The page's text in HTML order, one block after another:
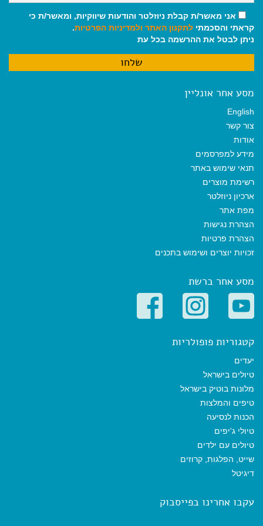
אני מאשר/ת קבלת ניוזלטר והודעות שיווקיות, ומאשר/ת כי
קראתי והסכמתי לתקנון האתר ולמדיניות הפרטיות.
ניתן לבטל את ההרשמה בכל עת
מסע אחר אונליין
English
צור קשר
אודות
מידע למפרסמים
תנאי שימוש באתר
רשימת מוצרים
ארכיון ניוזלטר
מפת אתר
הצהרת נגישות
הצהרת פרטיות
זכויות יוצרים ושימוש בתכנים
מסע אחר ברשת
קטגוריות פופולריות
יעדים
טיולים בישראל
מלונות בוטיק בישראל
טיפים והמלצות
הכנות לנסיעה
טיולי ג'יפים
טיולים עם ילדים
שייט, הפלגות, קרוזים
דיגיטל
עקבו אחרינו בפייסבוק